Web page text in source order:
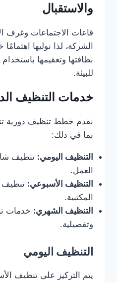
والاستقبال
قاعات الاجتماعات وغرف
الشركة، لذا نوليها
نظافتها وتعقيمها
للبيئة.
خدمات التنظيف
نقدم خطط تنظيف دورية
بما في ذلك:
التنظيف اليومي: تنظيف
العمل.
التنظيف الأسبوعي:
المكتبية.
التنظيف الشهري: خدمات
وتفصيلية.
التنظيف اليومي
يتم التركيز على تنظيف